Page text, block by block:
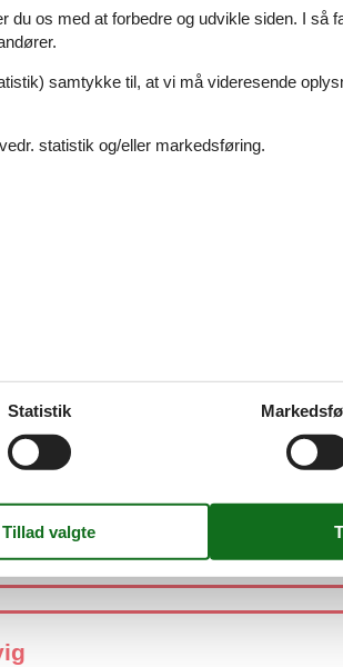
os med at forbedre og udvikle siden. I så
samtykke til, at vi må videresende
statistik og/eller markedsføring.
Statistik